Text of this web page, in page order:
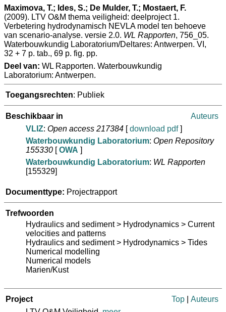
Maximova, T.; Ides, S.; De Mulder, T.; Mostaert, F.
(2009). LTV O&M thema veiligheid: deelproject 1.
Verbetering hydrodynamisch NEVLA model ten behoeve
van scenario-analyse. versie 2.0. WL Rapporten, 756_05.
Waterbouwkundig Laboratorium/Deltares: Antwerpen. VI,
32 + 7 p. tab., 69 p. fig. pp.
Deel van: WL Rapporten. Waterbouwkundig
Laboratorium: Antwerpen.
Toegangsrechten: Publiek
Beschikbaar in
Auteurs
VLIZ: Open access 217384 [download pdf]
Waterbouwkundig Laboratorium: Open Repository
155330 [OWA ]
Waterbouwkundig Laboratorium: WL Rapporten
[155329]
Documenttype: Projectrapport
Trefwoorden
Hydraulics and sediment > Hydrodynamics > Current
velocities and patterns
Hydraulics and sediment > Hydrodynamics > Tides
Numerical modelling
Numerical models
Marien/Kust
Project Top
Auteurs